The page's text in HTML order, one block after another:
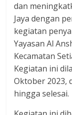
dan
Jaya dengan
kegiatan
Yayasan Al
Kecamatan
Kegiatan ini
Oktober 2023,
hingga selesai.